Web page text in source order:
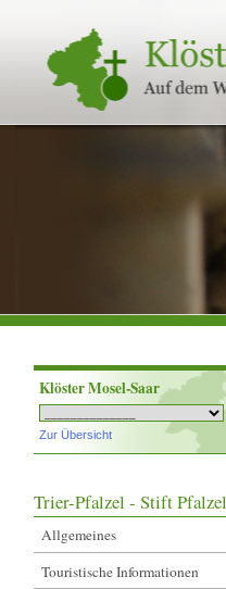
Klöster
und
Stifte
in
Rheinland-
Klöster Mosel-Saar
Zur Übersicht
Trier-Pfalzel - Stift Pfalzel
Allgemeines
Touristische Informationen